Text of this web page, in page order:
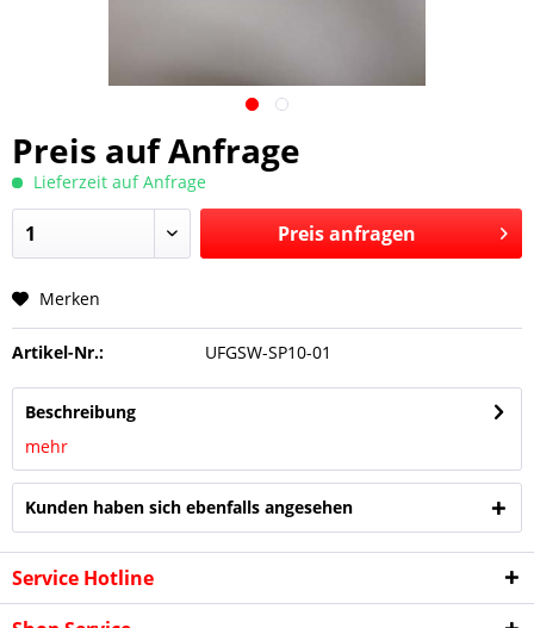
Preis auf Anfrage
Lieferzeit auf Anfrage
Preis anfragen
Preis anfragen
Merken
Artikel-Nr.: UFGSW-SP10-01
Beschreibung
mehr
Kunden haben sich ebenfalls angesehen
Service Hotline